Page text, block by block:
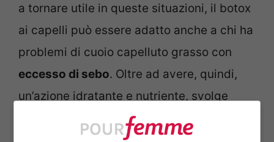
a tornare utile in queste situazioni, il botox
ai capelli può essere adatto anche a chi ha
problemi di cuoio capelluto grasso con
eccesso di sebo. Oltre ad avere, quindi,
un’azione idratante e nutriente, svolge
anche da purificante.